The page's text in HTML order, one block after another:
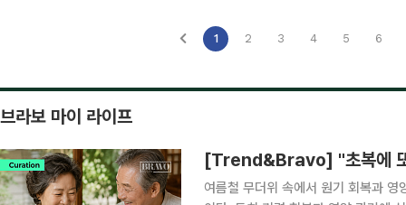
1 2 3 4 5 6
브라보 마이 라이프
[Trend&Bravo] "초복에
여름철 무더위 속에서 원기 회복과